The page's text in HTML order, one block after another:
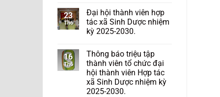
23
Th6
Đại hội thành viên hợp
tác xã Sinh Dược nhiệm
kỳ 2025-2030.
16
Th6
Thông báo triệu tập
thành viên tổ chức đại
hội thành viên Hợp tác
xã Sinh Dược nhiệm kỳ
2025-2030.